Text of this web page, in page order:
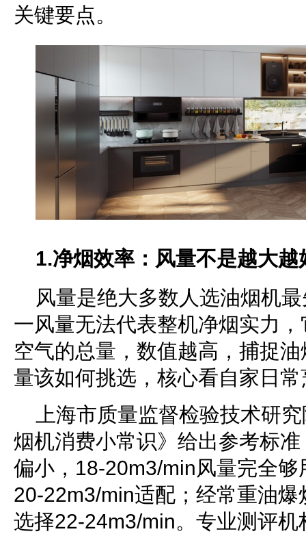
关键要点。
1.净烟效率 ：风量不是越大越
风量是绝大多数人选油烟机
一风量无法代表整机净烟实力
空气的总量，数值越高，捕捉
量该如何挑选，核心看自家日
上海市质量监督检验技术研
烟机消费小常识》给出参考标
偏小，18-20m3/min风量完全
20-22m3/min适配；经常重油
选择22-24m3/min。专业测评